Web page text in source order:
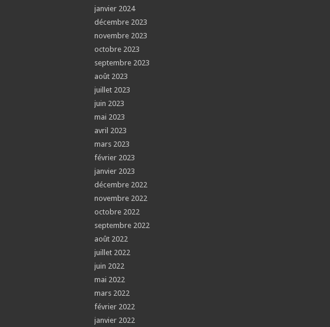
janvier 2024
décembre 2023
novembre 2023
octobre 2023
septembre 2023
août 2023
juillet 2023
juin 2023
mai 2023
avril 2023
mars 2023
février 2023
janvier 2023
décembre 2022
novembre 2022
octobre 2022
septembre 2022
août 2022
juillet 2022
juin 2022
mai 2022
mars 2022
février 2022
janvier 2022